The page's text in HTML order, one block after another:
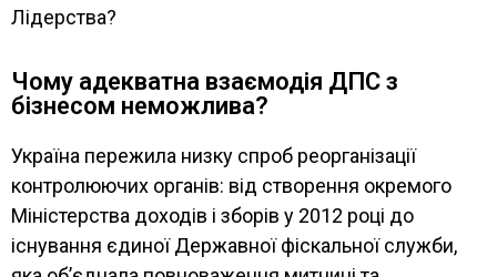
Лідерства?
Чому адекватна взаємодія ДПС з
бізнесом неможлива?
Україна пережила низку спроб реорганізації
контролюючих органів: від створення окремого
Міністерства доходів і зборів у 2012 році до
існування єдиної Державної фіскальної служби,